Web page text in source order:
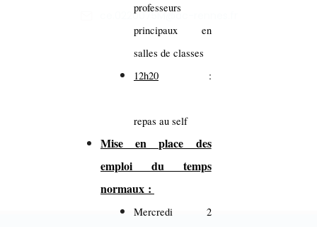
professeurs
principaux en
salles de classes
12h20 :
repas au self
Mise en place des
emploi du temps
normaux :
Mercredi 2
ce.0220075M@ac-rennes.fr